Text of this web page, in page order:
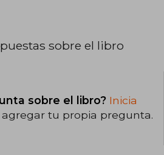
sobre el libro
sobre el libro? Inicia
tu propia pregunta.